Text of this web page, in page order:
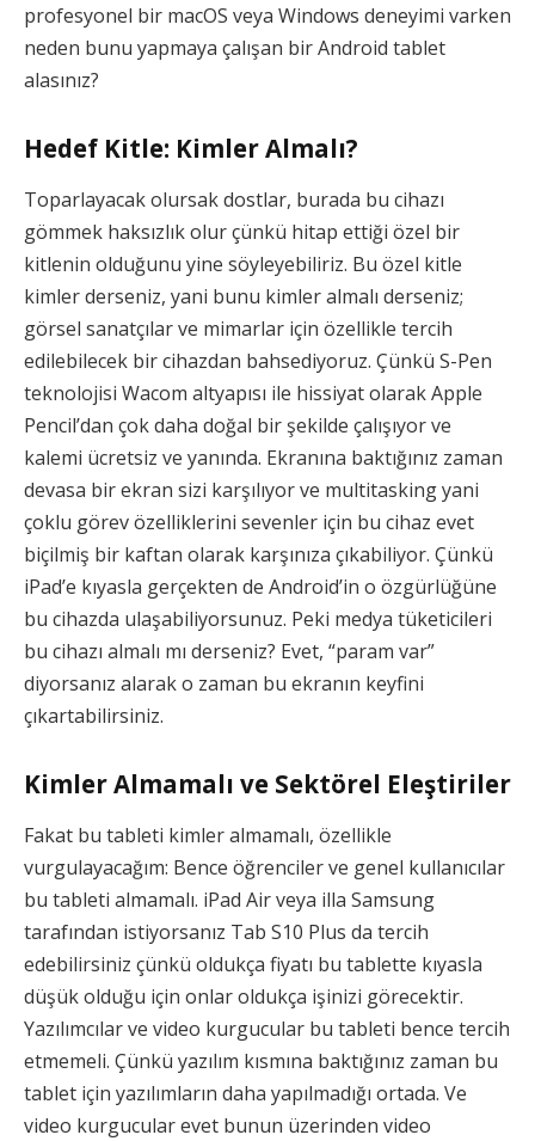
profesyonel bir macOS veya Windows deneyimi varken
neden bunu yapmaya çalışan bir Android tablet
alasınız?
Hedef Kitle: Kimler Almalı?
Toparlayacak olursak dostlar, burada bu cihazı
gömmek haksızlık olur çünkü hitap ettiği özel bir
kitlenin olduğunu yine söyleyebiliriz. Bu özel kitle
kimler derseniz, yani bunu kimler almalı derseniz;
görsel sanatçılar ve mimarlar için özellikle tercih
edilebilecek bir cihazdan bahsediyoruz. Çünkü S-Pen
teknolojisi Wacom altyapısı ile hissiyat olarak Apple
Pencil’dan çok daha doğal bir şekilde çalışıyor ve
kalemi ücretsiz ve yanında. Ekranına baktığınız zaman
devasa bir ekran sizi karşılıyor ve multitasking yani
çoklu görev özelliklerini sevenler için bu cihaz evet
biçilmiş bir kaftan olarak karşınıza çıkabiliyor. Çünkü
iPad’e kıyasla gerçekten de Android’in o özgürlüğüne
bu cihazda ulaşabiliyorsunuz. Peki medya tüketicileri
bu cihazı almalı mı derseniz? Evet, “param var”
diyorsanız alarak o zaman bu ekranın keyfini
çıkartabilirsiniz.
Kimler Almamalı ve Sektörel Eleştiriler
Fakat bu tableti kimler almamalı, özellikle
vurgulayacağım: Bence öğrenciler ve genel kullanıcılar
bu tableti almamalı. iPad Air veya illa Samsung
tarafından istiyorsanız Tab S10 Plus da tercih
edebilirsiniz çünkü oldukça fiyatı bu tablette kıyasla
düşük olduğu için onlar oldukça işinizi görecektir.
Yazılımcılar ve video kurgucular bu tableti bence tercih
etmemeli. Çünkü yazılım kısmına baktığınız zaman bu
tablet için yazılımların daha yapılmadığı ortada. Ve
video kurgucular evet bunun üzerinden video